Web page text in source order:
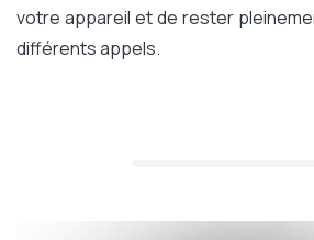
votre appareil et de rester
différents appels.